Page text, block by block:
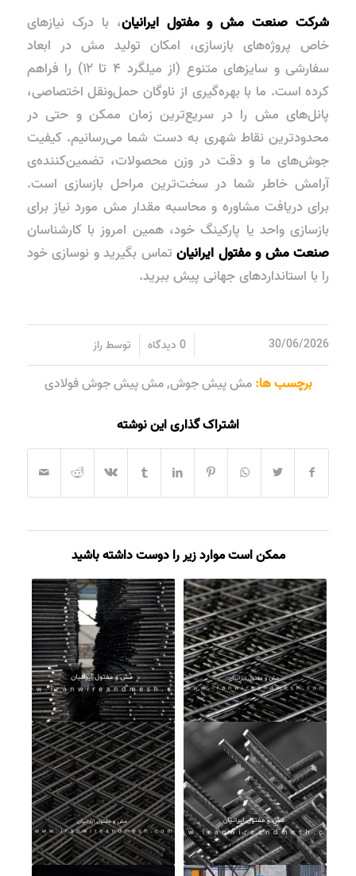
شرکت صنعت مش و مفتول ایرانیان، با درک نیازهای
خاص پروژه‌های بازسازی، امکان تولید مش در ابعاد
سفارشی و سایزهای متنوع (از میلگرد ۴ تا ۱۲) را فراهم
کرده است. ما با بهره‌گیری از ناوگان حمل‌ونقل اختصاصی،
پانل‌های مش را در سریع‌ترین زمان ممکن و حتی در
محدودترین نقاط شهری به دست شما می‌رسانیم. کیفیت
جوش‌های ما و دقت در وزن محصولات، تضمین‌کننده‌ی
آرامش خاطر شما در سخت‌ترین مراحل بازسازی است.
برای دریافت مشاوره و محاسبه مقدار مش مورد نیاز برای
بازسازی واحد یا پارکینگ خود، همین امروز با کارشناسان
صنعت مش و مفتول ایرانیانتماس بگیرید و نوسازی خود
را با استانداردهای جهانی پیش ببرید.
30/06/2026 0 دیدگاه توسطراز
برچسب ها: مش پیش جوش,مش پیش جوش فولادی
اشتراک گذاری این نوشته
ممکن است موارد زیر را دوست داشته باشید